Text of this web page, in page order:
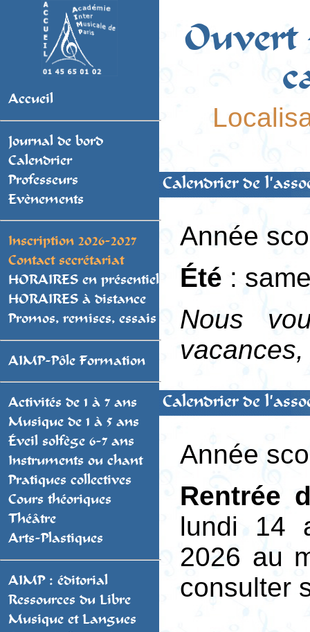
Accueil
Journal de bord
Calendrier
Professeurs
Evènements
Inscription 2026-2027
Contact secrétariat
HORAIRES en présentiel
HORAIRES à distance
Promos, remises, essais
AIMP-Pôle Formation
Activités de 1 à 7 ans
Musique de 1 à 5 ans
Éveil solfège 6-7 ans
Instruments ou chant
Pratiques collectives
Cours théoriques
Théâtre
Arts-Plastiques
AIMP : éditorial
Ressources du Libre
Musique et Langues
Ouvert
Calendrier de
Année
Été :
Nous
Calendrier de
Année
Rentrée
lundi 14
2026 au
consulter